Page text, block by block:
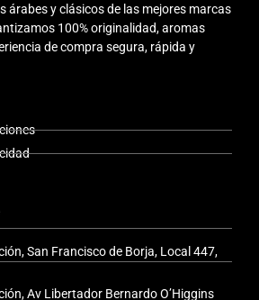
árabes y clásicos de las mejores marcas
100% originalidad, aromas
de compra segura, rápida y
San Francisco de Borja, Local 447,
Av Libertador Bernardo O’Higgins